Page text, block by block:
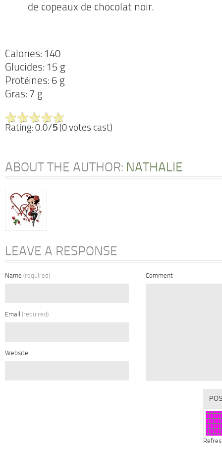
de copeaux de chocolat noir.
Calories: 140
Glucides: 15 g
Protéines: 6 g
Gras: 7 g
Rating: 0.0/5 (0 votes cast)
ABOUT THE AUTHOR: NATHALIE
LEAVE A RESPONSE
Name (required)
Email (required)
Website
Comment